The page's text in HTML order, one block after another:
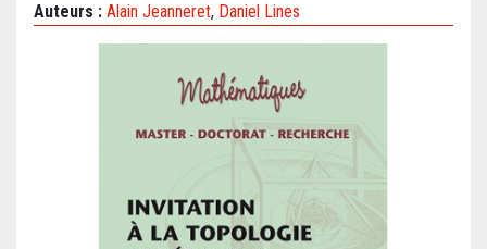
Auteurs : Alain Jeanneret, Daniel Lines